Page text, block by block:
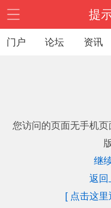
提
门户 论坛 资讯
您访问的页面无手机
继
返回
[ 点击这